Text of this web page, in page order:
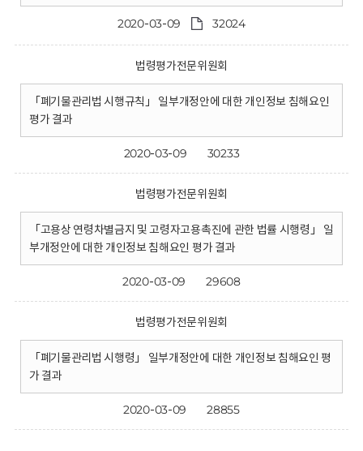
2020-03-09 32024
법령평가전문위원회
「폐기물관리법 시행규칙」 일부개정안에 대한 개인정보 침해요인
평가 결과
2020-03-09 30233
법령평가전문위원회
「고용상 연령차별금지 및 고령자고용촉진에 관한 법률 시행령」 일
부개정안에 대한 개인정보 침해요인 평가 결과
2020-03-09 29608
법령평가전문위원회
「폐기물관리법 시행령」 일부개정안에 대한 개인정보 침해요인 평
가 결과
2020-03-09 28855